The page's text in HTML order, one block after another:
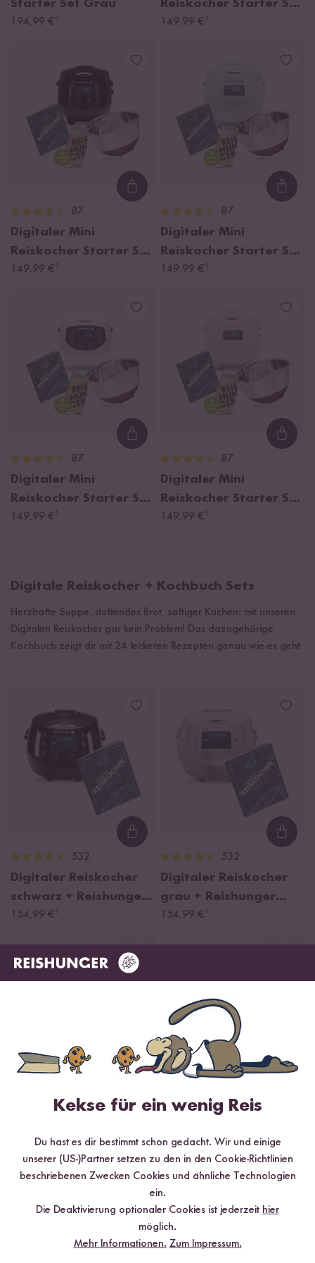
Starter Set Grau
194,99 € ¹
Reiskocher Starter Set
Bordeaux
149,99 € ¹
Loading...
87
Digitaler Mini
Reiskocher Starter Set
Schwarz
149,99 € ¹
87
Digitaler Mini
Reiskocher Starter Set
Mint
149,99 € ¹
Loading...
87
Digitaler Mini
Reiskocher Starter Set
Weiß
149,99 € ¹
87
Digitaler Mini
Reiskocher Starter Set
Grau
149,99 € ¹
Digitale Reiskocher + Kochbuch Sets
Herzhafte Suppe, duftendes Brot, saftiger Kuchen: mit unseren
Digitalen Reiskocher gar kein Problem! Das dazugehörige
Kochbuch zeigt dir mit 24 leckeren Rezepten genau wie es geht
Loading...
532
Digitaler Reiskocher
schwarz + Reishunger
Kochbuch
154,99 € ¹
532
Digitaler Reiskocher
grau + Reishunger
Kochbuch
154,99 € ¹
532
weiß + Reishunger
Kochbuch
154,99 €¹
445
Reiskocher schwarz +
Reishunger Kochbuch
104,99 €¹
Kekse für ein wenig Reis
Du hast es dir bestimmt schon gedacht. Wir und einige
unserer (US-)Partner setzen zu den in den Cookie-Richtlinien
beschriebenen Zwecken Cookies und ähnliche Technologien
ein.
Die Deaktivierung optionaler Cookies ist jederzeit hier
möglich.
Mehr Informationen. Zum Impressum.